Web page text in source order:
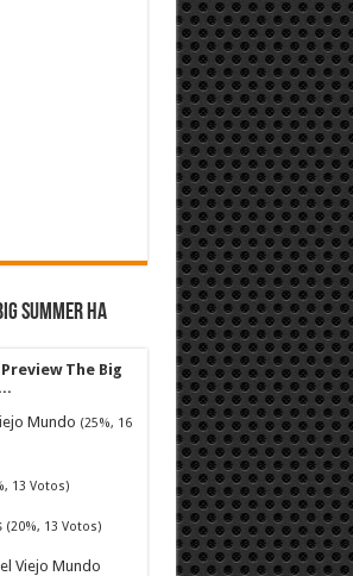
Summer ha
The Big
Mundo (25%, 16
13 Votos)
(20%, 13 Votos)
Viejo Mundo